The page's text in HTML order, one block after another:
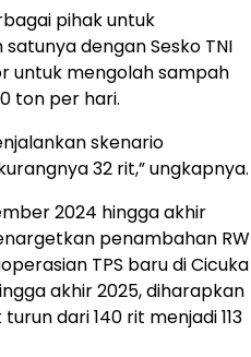
pihak untuk
dengan Sesko TNI
untuk mengolah sampah
ton per hari.
skenario
32 rit,” ungkapnya.
2024 hingga akhir
penambahan RW
TPS baru di Cicuka
akhir 2025, diharapkan
dari 140 rit menjadi 113